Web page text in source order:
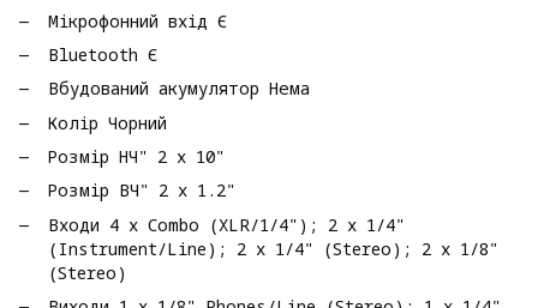
Мікрофонний вхід Є
Bluetooth Є
Вбудований акумулятор Нема
Колір Чорний
Розмір НЧ" 2 х 10"
Розмір ВЧ" 2 x 1.2"
Входи 4 х Combo (XLR/1/4"); 2 x 1/4"
(Instrument/Line); 2 x 1/4" (Stereo); 2 х 1/8"
(Stereo)